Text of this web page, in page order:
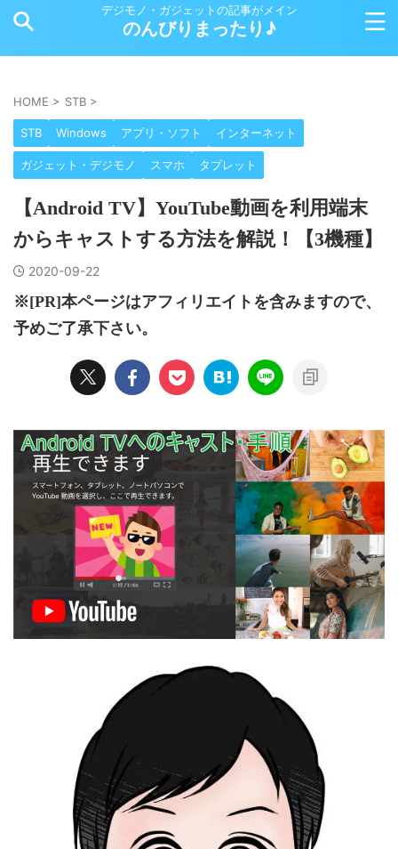
デジモノ・ガジェットの記事がメイン
のんびりまったり♪
HOME > STB >
STB Windows アプリ・ソフト インターネット
ガジェット・デジモノ スマホ タブレット
【Android TV】YouTube動画を利用端末
からキャストする方法を解説！【3機種】
2020-09-22
※[PR]本ページはアフィリエイトを含みますので、
予めご了承下さい。